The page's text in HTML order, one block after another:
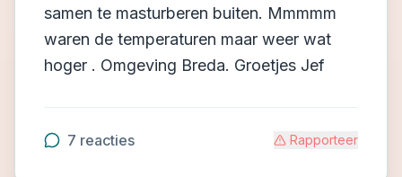
samen te masturberen buiten. Mmmmm
waren de temperaturen maar weer wat
hoger . Omgeving Breda. Groetjes Jef
7 reacties Rapporteer